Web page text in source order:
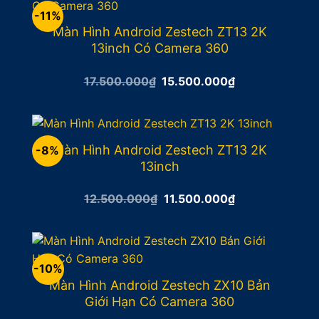
-11%
Màn Hình Android Zestech ZT13 2K
13inch Có Camera 360
17.500.000₫ Giá
15.500.000₫Giá
15.500.000₫.
-8%Màn Hình Android Zestech ZT13 2K
13inch
12.500.000₫ Giá
12.500.000₫.
11.500.000₫Giá
hiện
11.500.000₫.
-10%
Màn Hình Android Zestech ZX10 Bản
Giới Hạn Có Camera 360